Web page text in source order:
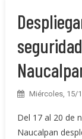
Miércoles, 15/
Del 17 al 20 de
Naucalpan